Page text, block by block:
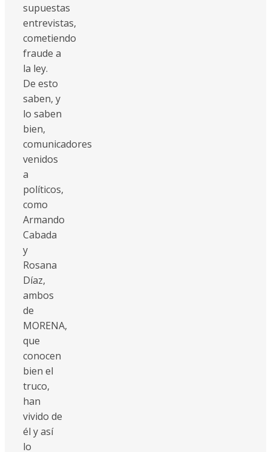
supuestas
entrevistas,
cometiendo
fraude a
la ley.
De esto
saben, y
lo saben
bien,
comunicadores
venidos
a
políticos,
como
Armando
Cabada
y
Rosana
Díaz,
ambos
de
MORENA,
que
conocen
bien el
truco,
han
vivido de
él y así
lo